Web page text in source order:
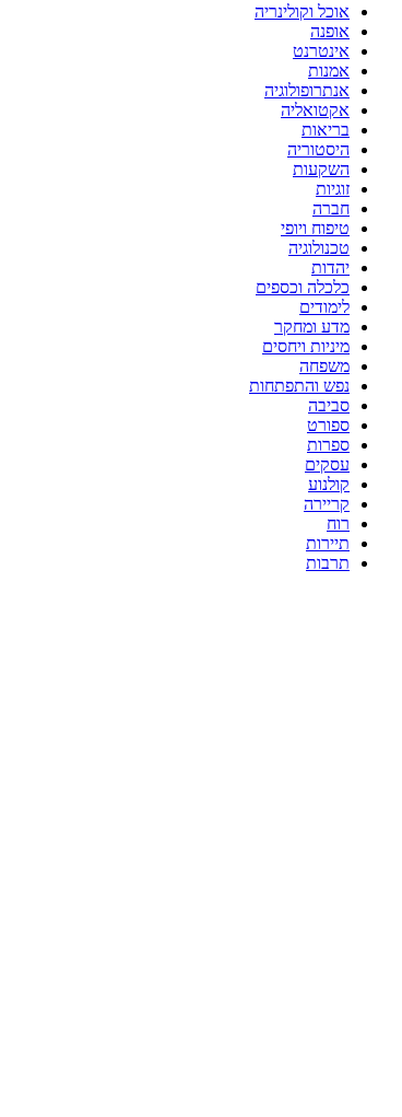
אוכל וקולינריה
אופנה
אינטרנט
אמנות
אנתרופולוגיה
אקטואליה
בריאות
היסטוריה
השקעות
זוגיות
חברה
טיפוח ויופי
טכנולוגיה
יהדות
כלכלה וכספים
לימודים
מדע ומחקר
מיניות ויחסים
משפחה
נפש והתפתחות
סביבה
ספורט
ספרות
עסקים
קולנוע
קריירה
רוח
תיירות
תרבות